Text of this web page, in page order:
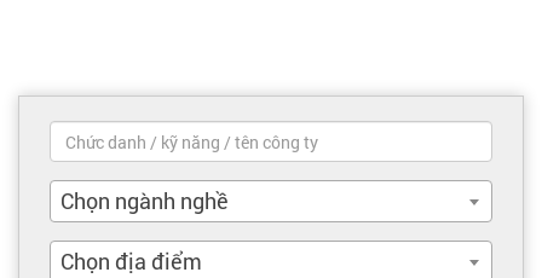
Trang chủ
Việc làm mới nhất
Tìm việc làm
Chọn ngành nghề
Chọn địa điểm